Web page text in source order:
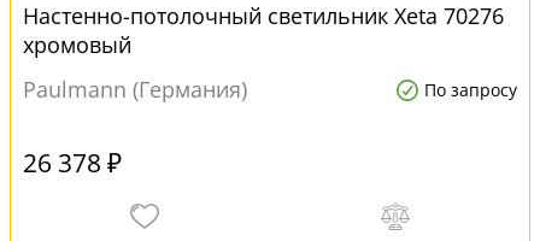
Настенно-потолочный светильник Xeta 70276
хромовый
Paulmann (Германия)
По запросу
26 378 ₽